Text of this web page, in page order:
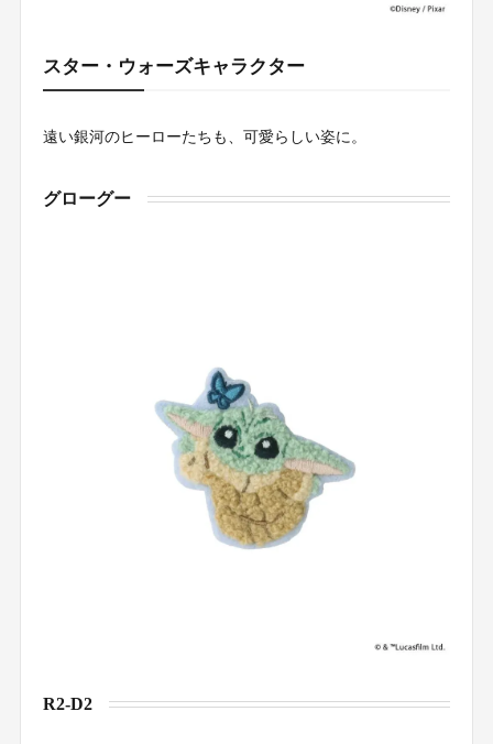
スター・ウォーズキャラクター
遠い銀河のヒーローたちも、可愛らしい姿に。
グローグー
R2-D2